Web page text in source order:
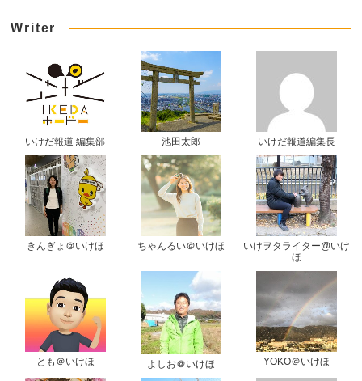
Writer
いけだ報道 編集部 池田太郎 いけだ報道編集長
きんぎょ＠いけほ ちゃんるい＠いけほ
いけヲタライター@いけ
ほ
とも＠いけほ よしお＠いけほ YOKO＠いけほ